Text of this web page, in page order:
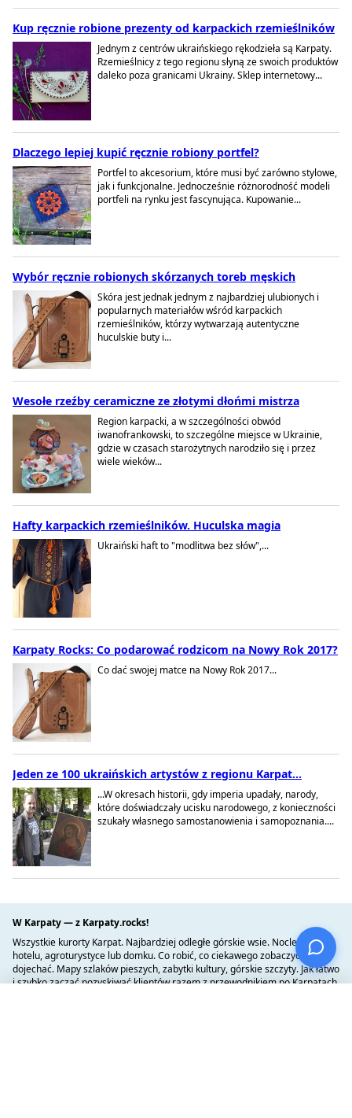
Kup ręcznie robione prezenty od karpackich rzemieślników
Jednym z centrów ukraińskiego rękodzieła są Karpaty.
Rzemieślnicy z tego regionu słyną ze swoich produktów
daleko poza granicami Ukrainy. Sklep internetowy...
Dlaczego lepiej kupić ręcznie robiony portfel?
Portfel to akcesorium, które musi być zarówno stylowe,
jak i funkcjonalne. Jednocześnie różnorodność modeli
portfeli na rynku jest fascynująca. Kupowanie...
Wybór ręcznie robionych skórzanych toreb męskich
Skóra jest jednak jednym z najbardziej ulubionych i
popularnych materiałów wśród karpackich
rzemieślników, którzy wytwarzają autentyczne
huculskie buty i...
Wesołe rzeźby ceramiczne ze złotymi dłońmi mistrza
Region karpacki, a w szczególności obwód
iwanofrankowski, to szczególne miejsce w Ukrainie,
gdzie w czasach starożytnych narodziło się i przez
wiele wieków...
Hafty karpackich rzemieślników. Huculska magia
Ukraiński haft to "modlitwa bez słów",...
Karpaty Rocks: Co podarować rodzicom na Nowy Rok 2017?
Co dać swojej matce na Nowy Rok 2017...
Jeden ze 100 ukraińskich artystów z regionu Karpat...
...W okresach historii, gdy imperia upadały, narody,
które doświadczały ucisku narodowego, z konieczności
szukały własnego samostanowienia i samopoznania....
W Karpaty — z Karpaty.rocks!
Wszystkie kurorty Karpat. Najbardziej odległe górskie wsie. Nocleg w
hotelu, agroturystyce lub domku. Co robić, co ciekawego zobaczyć, jak
dojechać. Mapy szlaków pieszych, zabytki kultury, górskie szczyty. Jak łatwo
i szybko zacząć pozyskiwać klientów razem z przewodnikiem po Karpatach